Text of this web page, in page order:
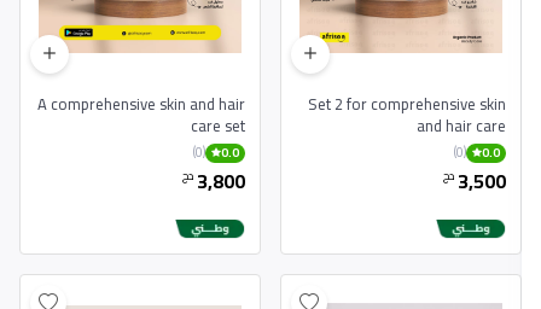
Set 2 for comprehensive skin
and hair care
0.0
(0)
3,500 دج
A comprehensive skin and hair
care set
0.0
(0)
3,800 دج